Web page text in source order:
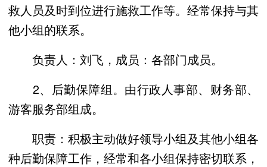
救人员及时到位进行施救工作等。经常保持与其
他小组的联系。
负责人：刘飞，成员：各部门成员。
2、后勤保障组。由行政人事部、财务部、
游客服务部组成。
职责：积极主动做好领导小组及其他小组各
种后勤保障工作，经常和各小组保持密切联系，